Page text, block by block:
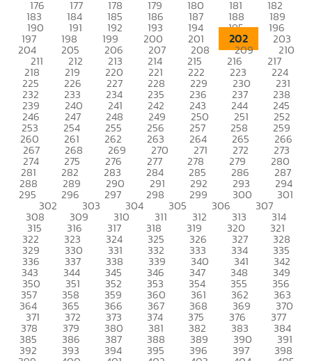
176 177 178 179 180 181 182
183 184 185 186 187 188 189
190 191 192 193 194 195 196
197 198 199 200 201 202 203
204 205 206 207 208 209 210
211 212 213 214 215 216 217
218 219 220 221 222 223 224
225 226 227 228 229 230 231
232 233 234 235 236 237 238
239 240 241 242 243 244 245
246 247 248 249 250 251 252
253 254 255 256 257 258 259
260 261 262 263 264 265 266
267 268 269 270 271 272 273
274 275 276 277 278 279 280
281 282 283 284 285 286 287
288 289 290 291 292 293 294
295 296 297 298 299 300 301
302 303 304 305 306 307
308 309 310 311 312 313 314
315 316 317 318 319 320 321
322 323 324 325 326 327 328
329 330 331 332 333 334 335
336 337 338 339 340 341 342
343 344 345 346 347 348 349
350 351 352 353 354 355 356
357 358 359 360 361 362 363
364 365 366 367 368 369 370
371 372 373 374 375 376 377
378 379 380 381 382 383 384
385 386 387 388 389 390 391
392 393 394 395 396 397 398